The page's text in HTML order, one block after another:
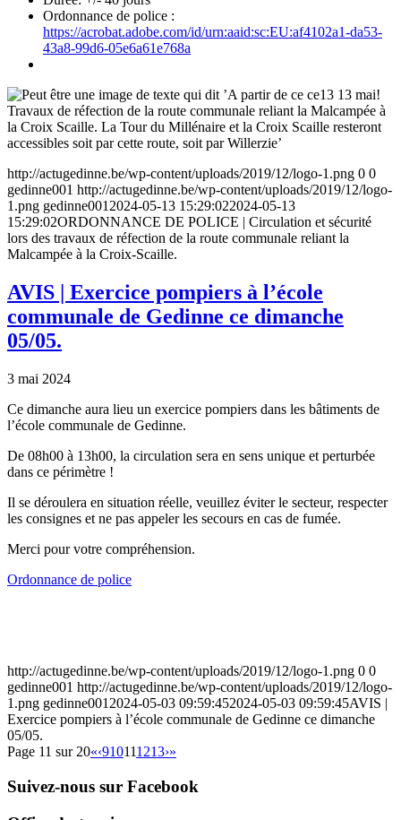
Ordonnance de police :
https://acrobat.adobe.com/id/urn:aaid:sc:EU:af4102a1-da53-
43a8-99d6-05e6a61e768a
http://actugedinne.be/wp-content/uploads/2019/12/logo-1.png 0 0
gedinne001 http://actugedinne.be/wp-content/uploads/2019/12/logo-
1.png gedinne001 2024-05-13 15:29:022024-05-13
15:29:02ORDONNANCE DE POLICE | Circulation et sécurité
lors des travaux de réfection de la route communale reliant la
Malcampée à la Croix-Scaille.
AVIS | Exercice pompiers à l’école
communale de Gedinne ce dimanche
05/05.
3 mai 2024
Ce dimanche aura lieu un exercice pompiers dans les bâtiments de
l’école communale de Gedinne.
De 08h00 à 13h00, la circulation sera en sens unique et perturbée
dans ce périmètre !
Il se déroulera en situation réelle, veuillez éviter le secteur, respecter
les consignes et ne pas appeler les secours en cas de fumée.
Merci pour votre compréhension.
Ordonnance de police
http://actugedinne.be/wp-content/uploads/2019/12/logo-1.png 0 0
gedinne001 http://actugedinne.be/wp-content/uploads/2019/12/logo-
1.png gedinne001 2024-05-03 09:59:452024-05-03 09:59:45AVIS |
Exercice pompiers à l’école communale de Gedinne ce dimanche
05/05.
Page 11 sur 20«‹910111213›»
Suivez-nous sur Facebook